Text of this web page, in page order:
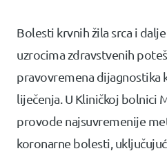
Bolesti krvnih žila srca i
uzrocima zdravstvenih
pravovremena dijagnostika
liječenja. U Kliničkoj bolnici
provode najsuvremenije
koronarne bolesti,